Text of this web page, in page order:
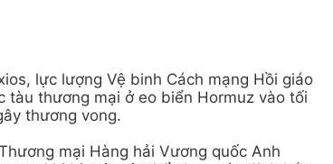
lực lượng Vệ binh Cách mạng Hồi giáo
tàu thương mại ở eo biển Hormuz vào tối
thương vong.
mại Hàng hải Vương quốc Anh